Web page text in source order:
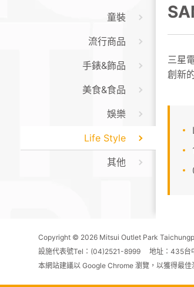
童裝
流行商品
手錶&飾品
美食&食品
娛樂
Life Style
其他
三星
創新
Copyright © 2026 Mitsui Outlet Park
設施代表號Tel：(04)2521-8999 地址：435台
本網站建議以 Google Chrome 瀏覽，以獲得最佳